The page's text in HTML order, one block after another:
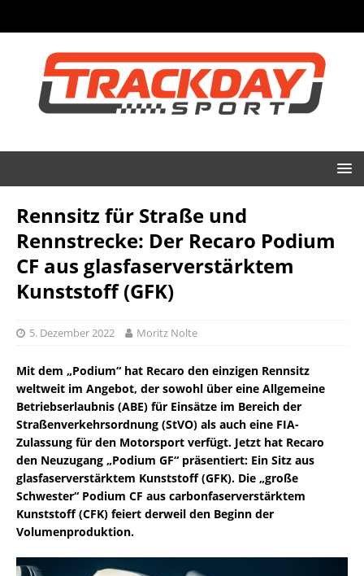
Rennsitz für Straße und
Rennstrecke: Der Recaro Podium
CF aus glasfaserverstärktem
Kunststoff (GFK)
5. Dezember 2022 Moritz Nolte
Mit dem „Podium“ hat Recaro den einzigen Rennsitz
weltweit im Angebot, der sowohl über eine Allgemeine
Betriebserlaubnis (ABE) für Einsätze im Bereich der
Straßenverkehrsordnung (StVO) als auch eine FIA-
Zulassung für den Motorsport verfügt. Jetzt hat Recaro
den Neuzugang „Podium GF“ präsentiert: Ein Sitz aus
glasfaserverstärktem Kunststoff (GFK). Die „große
Schwester“ Podium CF aus carbonfaserverstärktem
Kunststoff (CFK) feiert derweil den Beginn der
Volumenproduktion.